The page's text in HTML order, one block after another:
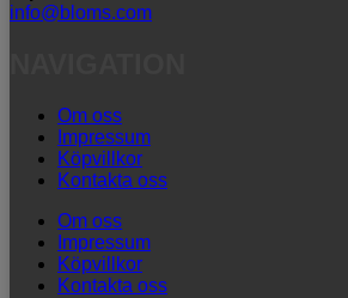
info@bloms.com
Om oss
Impressum
Köpvillkor
Kontakta oss
Om oss
Impressum
Köpvillkor
Kontakta oss